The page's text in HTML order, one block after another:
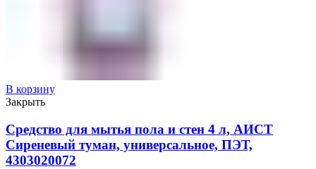
В корзину
Закрыть
Средство для мытья пола и стен 4 л, АИСТ
Сиреневый туман, универсальное, ПЭТ,
4303020072